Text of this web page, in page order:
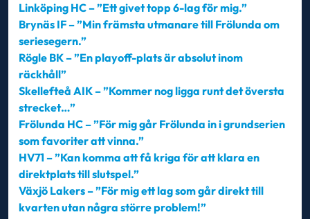
Linköping HC – ”Ett givet topp 6-lag för mig.”
Brynäs IF – ”Min främsta utmanare till Frölunda om
seriesegern.”
Rögle BK – ”En playoff-plats är absolut inom
räckhåll”
Skellefteå AIK – ”Kommer nog ligga runt det översta
strecket…”
Frölunda HC – ”För mig går Frölunda in i grundserien
som favoriter att vinna.”
HV71 – ”Kan komma att få kriga för att klara en
direktplats till slutspel.”
Växjö Lakers – ”För mig ett lag som går direkt till
kvarten utan några större problem!”